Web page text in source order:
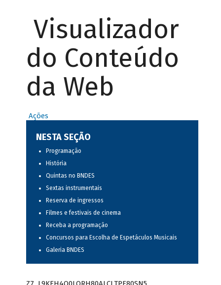
Visualizador
do Conteúdo
da Web
Ações
NESTA SEÇÃO
Programação
História
Quintas no BNDES
Sextas instrumentais
Reserva de ingressos
Filmes e festivais de cinema
Receba a programação
Concursos para Escolha de Espetáculos Musicais
Galeria BNDES